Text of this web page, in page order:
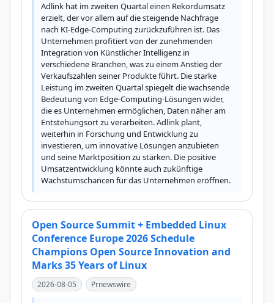
Adlink hat im zweiten Quartal einen Rekordumsatz
erzielt, der vor allem auf die steigende Nachfrage
nach KI-Edge-Computing zurückzuführen ist. Das
Unternehmen profitiert von der zunehmenden
Integration von Künstlicher Intelligenz in
verschiedene Branchen, was zu einem Anstieg der
Verkaufszahlen seiner Produkte führt. Die starke
Leistung im zweiten Quartal spiegelt die wachsende
Bedeutung von Edge-Computing-Lösungen wider,
die es Unternehmen ermöglichen, Daten näher am
Entstehungsort zu verarbeiten. Adlink plant,
weiterhin in Forschung und Entwicklung zu
investieren, um innovative Lösungen anzubieten
und seine Marktposition zu stärken. Die positive
Umsatzentwicklung könnte auch zukünftige
Wachstumschancen für das Unternehmen eröffnen.
Open Source Summit + Embedded Linux
Conference Europe 2026 Schedule
Champions Open Source Innovation and
Marks 35 Years of Linux
2026-08-05 Prnewswire